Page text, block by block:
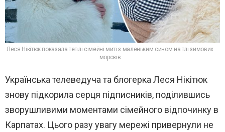
Леся Нікітюк показала теплі сімейні миті з маленьким сином на тлі зимових
морозів
Українська телеведуча та блогерка Леся Нікітюк
знову підкорила серця підписників, поділившись
зворушливими моментами сімейного відпочинку в
Карпатах. Цього разу увагу мережі привернули не